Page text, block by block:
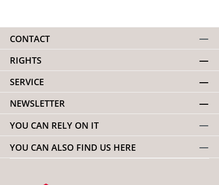
CONTACT
RIGHTS
SERVICE
NEWSLETTER
YOU CAN RELY ON IT
YOU CAN ALSO FIND US HERE